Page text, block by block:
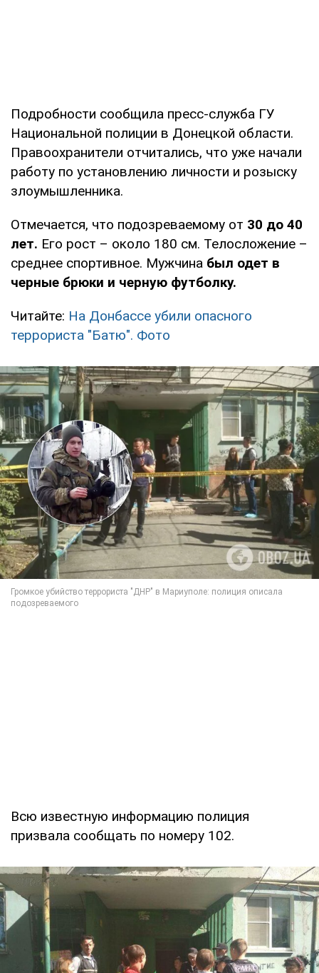
Подробности сообщила пресс-служба ГУ
Национальной полиции в Донецкой области.
Правоохранители отчитались, что уже начали
работу по установлению личности и розыску
злоумышленника.
Отмечается, что подозреваемому от 30 до 40
лет. Его рост – около 180 см. Телосложение –
среднее спортивное. Мужчина был одет в
черные брюки и черную футболку.
Читайте: На Донбассе убили опасного
террориста "Батю". Фото
Всю известную информацию полиция
призвала сообщать по номеру 102.